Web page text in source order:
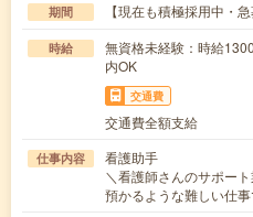
期間 【現在も積極採用中・
時給
無資格未経験：時給
内OK
交通費
交通費全額支給
仕事内容
看護助手
＼看護師さんのサポー
預かるような難しい仕